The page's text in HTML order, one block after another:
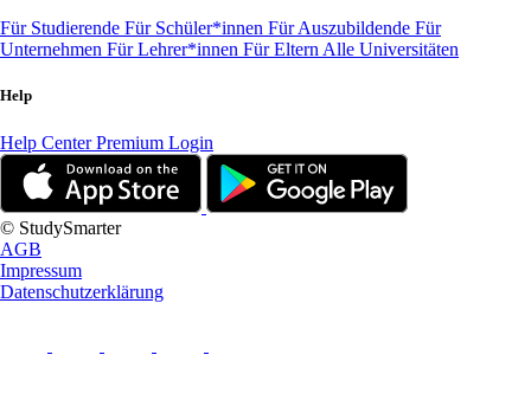
Für Studierende Für Schüler*innen Für Auszubildende Für
Unternehmen Für Lehrer*innen Für Eltern Alle Universitäten
Help
Help CenterPremium Login
© StudySmarter
AGB
Impressum
Datenschutzerklärung